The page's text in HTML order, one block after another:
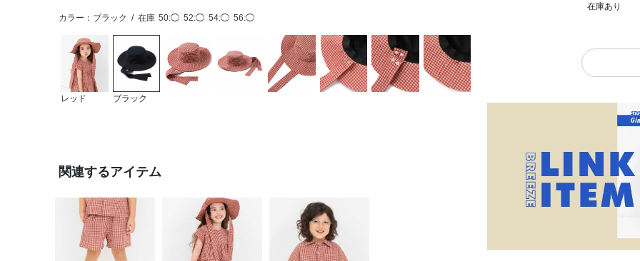
カラー：ブラック / 在庫 50:◯ 52:◯ 54:◯ 56:◯
レッド ブラック
関連するアイテム
在庫あり